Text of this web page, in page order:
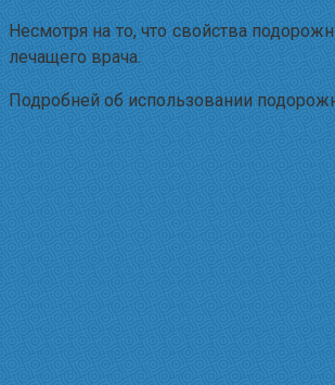
Несмотря на то, что свойства
лечащего врача.
Подробней об использовании